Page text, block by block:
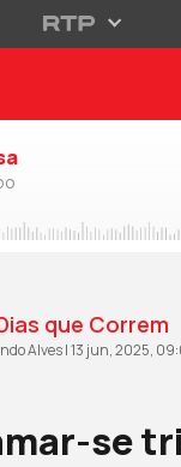
que Correm
Alves | 13 jun, 2025,
se